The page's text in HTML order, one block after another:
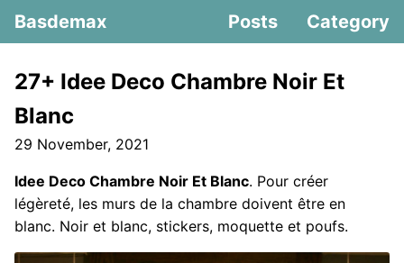
Basdemax Posts Category
27+ Idee Deco Chambre Noir Et
Blanc
29 November, 2021
Idee Deco Chambre Noir Et Blanc. Pour créer
légèreté, les murs de la chambre doivent être en
blanc. Noir et blanc, stickers, moquette et poufs.